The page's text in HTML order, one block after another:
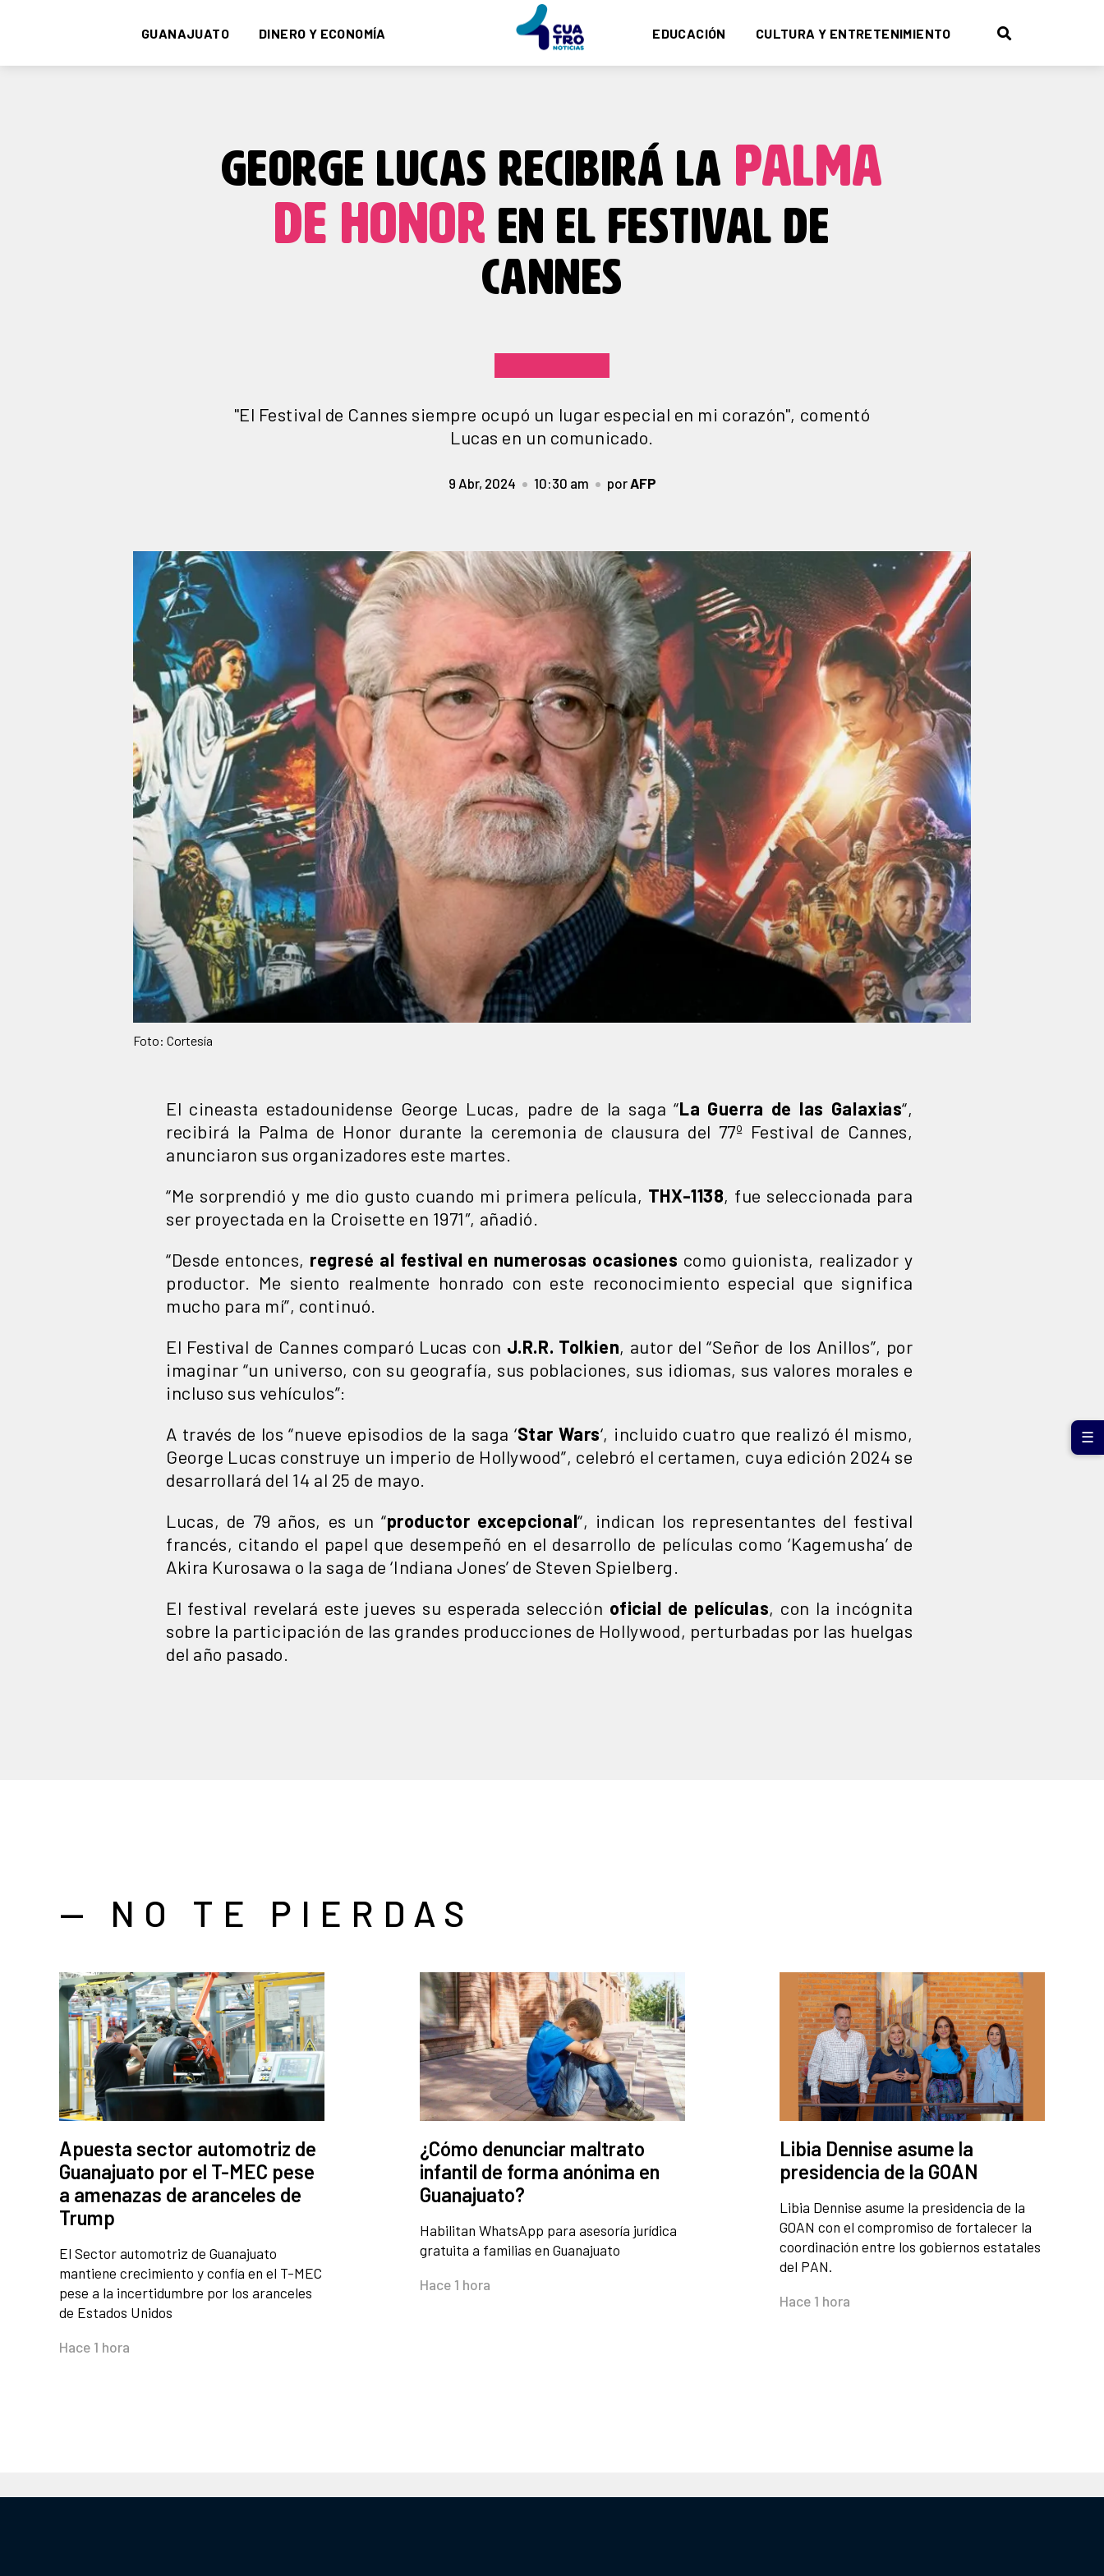
GUANAJUATO DINERO Y ECONOMÍA EDUCACIÓN CULTURA Y ENTRETENIMIENTO
GEORGE LUCAS RECIBIRÁ LA PALMA
DE HONOR EN EL FESTIVAL DE
CANNES
"El Festival de Cannes siempre ocupó un lugar especial en mi corazón", comentó
Lucas en un comunicado.
9 Abr, 2024 10:30 am porAFP
Foto: Cortesía
El cineasta estadounidense George Lucas, padre de la saga “La Guerra de las Galaxias“,
recibirá la Palma de Honor durante la ceremonia de clausura del 77º Festival de Cannes,
anunciaron sus organizadores este martes.
“Me sorprendió y me dio gusto cuando mi primera película, THX-1138, fue seleccionada para
ser proyectada en la Croisette en 1971″, añadió.
“Desde entonces, regresé al festival en numerosas ocasiones como guionista, realizador y
productor. Me siento realmente honrado con este reconocimiento especial que significa
mucho para mí”, continuó.
El Festival de Cannes comparó Lucas con J.R.R. Tolkien, autor del “Señor de los Anillos”, por
imaginar “un universo, con su geografía, sus poblaciones, sus idiomas, sus valores morales e
incluso sus vehículos”:
A través de los “nueve episodios de la saga ‘Star Wars‘, incluido cuatro que realizó él mismo,
George Lucas construye un imperio de Hollywood”, celebró el certamen, cuya edición 2024 se
desarrollará del 14 al 25 de mayo.
Lucas, de 79 años, es un “productor excepcional“, indican los representantes del festival
francés, citando el papel que desempeñó en el desarrollo de películas como ‘Kagemusha’ de
Akira Kurosawa o la saga de ‘Indiana Jones’ de Steven Spielberg.
El festival revelará este jueves su esperada selección oficial de películas, con la incógnita
sobre la participación de las grandes producciones de Hollywood, perturbadas por las huelgas
del año pasado.
— NO TE PIERDAS
Apuesta sector automotriz de
Guanajuato por el T-MEC pese
a amenazas de aranceles de
Trump
El Sector automotriz de Guanajuato
mantiene crecimiento y confía en el T-MEC
pese a la incertidumbre por los aranceles
de Estados Unidos
Hace 1 hora
¿Cómo denunciar maltrato
infantil de forma anónima en
Guanajuato?
Habilitan WhatsApp para asesoría jurídica
gratuita a familias en Guanajuato
Hace 1 hora
Libia Dennise asume la
presidencia de la GOAN
Libia Dennise asume la presidencia de la
GOAN con el compromiso de fortalecer la
coordinación entre los gobiernos estatales
del PAN.
Hace 1 hora
☰